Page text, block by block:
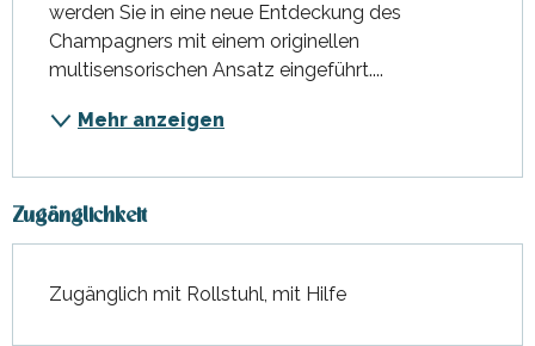
werden Sie in eine neue Entdeckung des
Champagners mit einem originellen
multisensorischen Ansatz eingeführt....
Mehr anzeigen
Zugänglichkeit
Zugänglich mit Rollstuhl, mit Hilfe